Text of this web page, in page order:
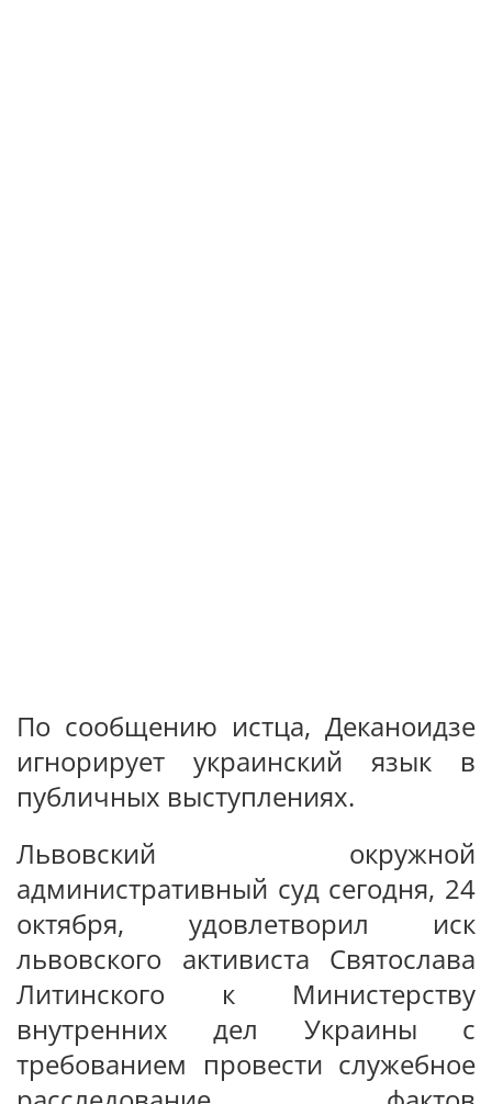
По сообщению истца, Деканоидзе
игнорирует украинский язык в
публичных выступлениях.
Львовский окружной
административный суд сегодня, 24
октября, удовлетворил иск
львовского активиста Святослава
Литинского к Министерству
внутренних дел Украины с
требованием провести служебное